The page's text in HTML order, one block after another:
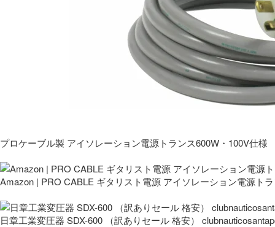
プロケーブル製 アイソレーション電源トランス600W・100V仕様
Amazon | PRO CABLE ギタリスト電源 アイソレーション電源ト
日章工業変圧器 SDX-600 （訳ありセール 格安）